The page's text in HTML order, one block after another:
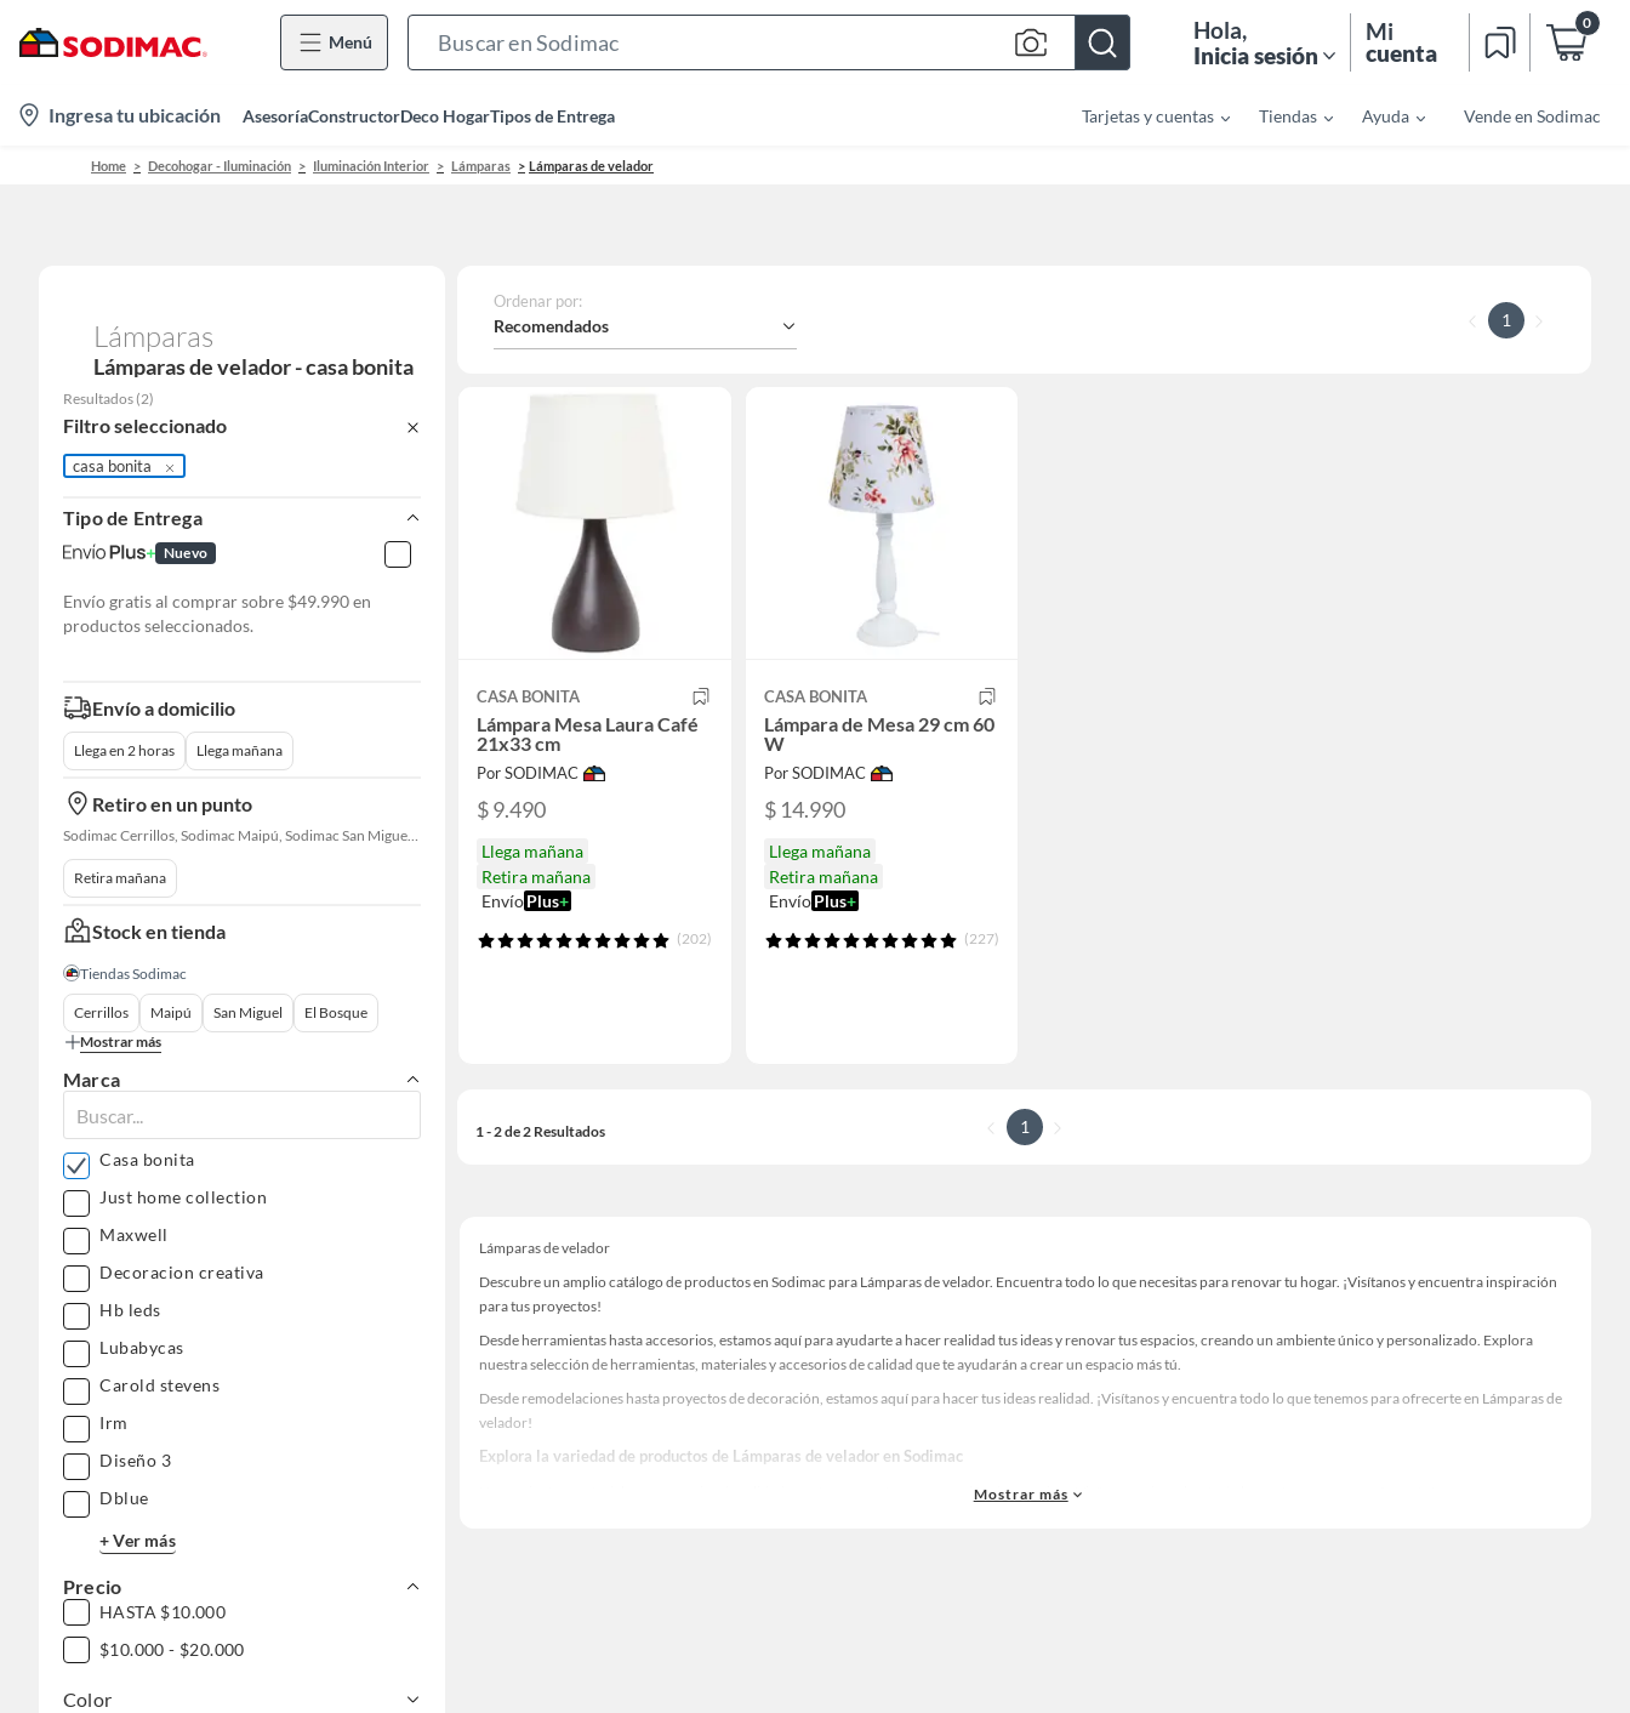
Menú
Bar
Hola,
Inicia sesión
Mi
cuenta
0
location-
icon
Ingresa tu ubicación AsesoríaConstructorDeco HogarTipos de Entrega Tarjetas y cuentas Tiendas Ayuda Vende en Sodimac
Home Decohogar - Iluminación Iluminación Interior Lámparas Lámparas de velador
Lámparas
Lámparas de velador - casa bonita
Resultados (2)
Filtro seleccionado
casa bonita
Tipo de Entrega
Nuevo
Envío gratis al comprar sobre $49.990 en
productos seleccionados.
Envío a domicilio
Llega en 2 horas Llega mañana
Retiro en un punto
Sodimac Cerrillos, Sodimac Maipú, Sodimac San Miguel, Sodimac El Bosque, Sodimac San Bernardo, Sodimac Talagante, Sodimac San Fernando
Retira mañana
Stock en tienda
Tiendas Sodimac
Cerrillos Maipú San Miguel
El Bosque
Mostrar más
Marca
Casa bonita
Just home collection
Maxwell
Decoracion creativa
Hb leds
Lubabycas
Carold stevens
Irm
Diseño 3
Dblue
+ Ver más
Precio
HASTA $10.000
$10.000 - $20.000
Color
Ordenar por:
Recomendados 1
CASA BONITA
Lámpara Mesa Laura Café
21x33 cm
Por SODIMAC
$ 9.490
Llega mañana
Retira mañana
EnvíoPlus+
(202)
CASA BONITA
Lámpara de Mesa 29 cm 60
W
Por SODIMAC
$ 14.990
Llega mañana
Retira mañana
Envío Plus+
(227)
1 - 2 de 2 Resultados 1
Lámparas de velador
Descubre un amplio catálogo de productos en Sodimac para Lámparas de velador. Encuentra todo lo que necesitas para renovar tu hogar. ¡Visítanos y encuentra inspiración
para tus proyectos!
Desde herramientas hasta accesorios, estamos aquí para ayudarte a hacer realidad tus ideas y renovar tus espacios, creando un ambiente único y personalizado. Explora
nuestra selección de herramientas, materiales y accesorios de calidad que te ayudarán a crear un espacio más tú.
Desde remodelaciones hasta proyectos de decoración, estamos aquí para hacer tus ideas realidad. ¡Visítanos y encuentra todo lo que tenemos para ofrecerte en Lámparas de
velador!
Explora la variedad de productos de Lámparas de velador en Sodimac
Herramientas, materiales y accesorios de calidad para tus proyectos y renovación de espacios. ¡Visítanos y descubre todo lo que tenemos para ofrecerte!
Mostrar más